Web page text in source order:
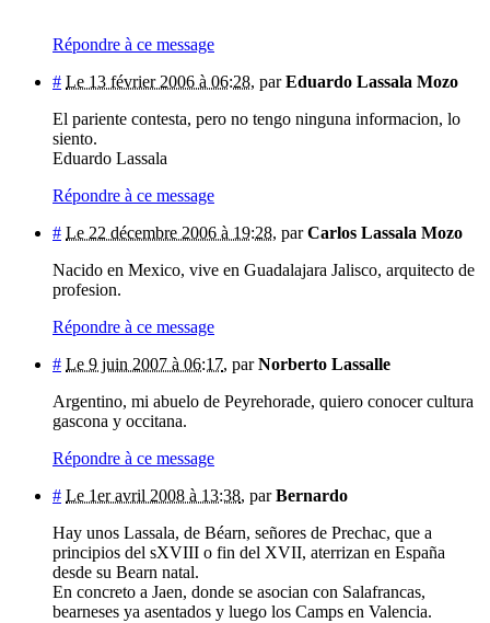
Répondre à ce message
# Le 13 février 2006 à 06:28, parEduardo Lassala Mozo
El pariente contesta, pero no tengo ninguna informacion, lo
siento.
Eduardo Lassala
Répondre à ce message
# Le 22 décembre 2006 à 19:28, parCarlos Lassala Mozo
Nacido en Mexico, vive en Guadalajara Jalisco, arquitecto de
profesion.
Répondre à ce message
# Le 9 juin 2007 à 06:17, parNorberto Lassalle
Argentino, mi abuelo de Peyrehorade, quiero conocer cultura
gascona y occitana.
Répondre à ce message
# Le 1er avril 2008 à 13:38, parBernardo
Hay unos Lassala, de Béarn, señores de Prechac, que a
principios del sXVIII o fin del XVII, aterrizan en España
desde su Bearn natal.
En concreto a Jaen, donde se asocian con Salafrancas,
bearneses ya asentados y luego los Camps en Valencia.